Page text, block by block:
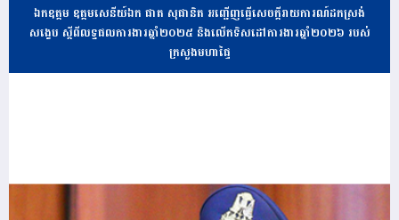
ឯកឧត្តម ឧត្តមសេនីយ៍ឯក ផាត សុផានិត អញ្ជើញធ្វើសេចក្តីរាយការណ៍ដកស្រង់
សង្ខេប ស្តីពីលទ្ធផលការងារឆ្នាំ២០២៥ និងលើកទិសដៅការងារឆ្នាំ២០២៦ របស់
ក្រសួងមហាផ្ទៃ